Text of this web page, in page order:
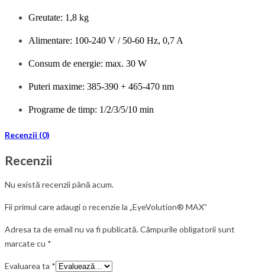
Greutate: 1,8 kg
Alimentare: 100-240 V / 50-60 Hz, 0,7 A
Consum de energie: max. 30 W
Puteri maxime: 385-390 + 465-470 nm
Programe de timp: 1/2/3/5/10 min
Recenzii (0)
Recenzii
Nu există recenzii până acum.
Fii primul care adaugi o recenzie la „EyeVolution® MAX”
Adresa ta de email nu va fi publicată.Câmpurile obligatorii sunt
marcate cu *
Evaluarea ta *